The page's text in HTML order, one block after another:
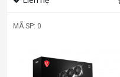
MÃ SP: 0